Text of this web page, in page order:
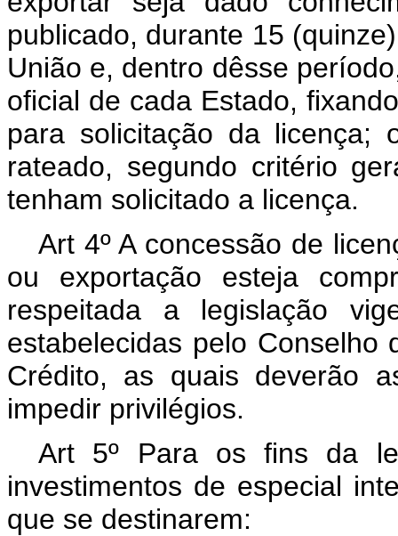
publicado, durante 15
União e, dentro dêsse
oficial de cada Estado,
para solicitação da licença;
rateado, segundo critério
tenham solicitado a licença.
Art 4º A concessão de
ou exportação esteja
respeitada a legislação
estabelecidas pelo Conselho
Crédito, as quais deverão
impedir privilégios.
Art 5º Para os fins da
investimentos de especial
que se destinarem: